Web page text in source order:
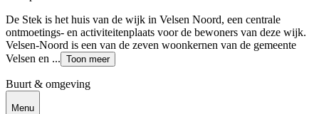
De Stek is het huis van de wijk in Velsen Noord, een centrale
ontmoetings- en activiteitenplaats voor de bewoners van deze wijk.
Velsen-Noord is een van de zeven woonkernen van de gemeente
Velsen en ... Toon meer
Buurt & omgeving
Menu